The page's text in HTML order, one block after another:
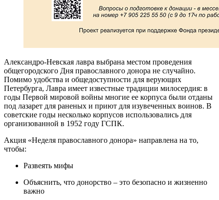
Александро-Невская лавра выбрана местом проведения
общегородского Дня православного донора не случайно.
Помимо удобства и общедоступности для верующих
Петербурга, Лавра имеет известные традиции милосердия: в
годы Первой мировой войны многие ее корпуса были отданы
под лазарет для раненых и приют для изувеченных воинов. В
советские годы несколько корпусов использовались для
организованной в 1952 году ГСПК.
Акция «Неделя православного донора» направлена на то,
чтобы:
Развеять мифы
Объяснить, что донорство – это безопасно и жизненно
важно